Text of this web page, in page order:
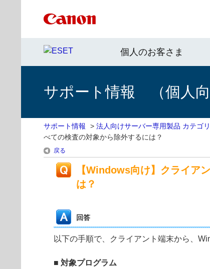
個人のお客さま
サポート情報 （個人向
サポート情報 > 法人向けサーバー専用製品 カテゴ
べての検査の対象から除外するには？
戻る
【Windows向け】クライア
は？
回答
以下の手順で、クライアント端末から、
■ 対象プログラム